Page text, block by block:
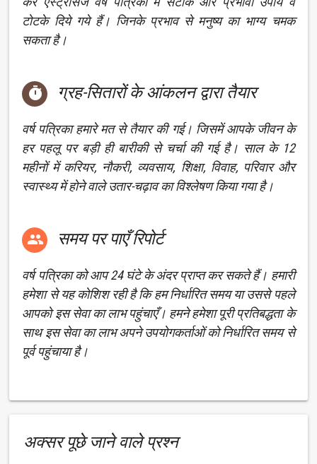
टोटके दिये गये हैं। जिनके प्रभाव से मनुष्य का भाग्य चमक
सकता है।
 ग्रह-सितारों के आंकलन द्वारा तैयार
वर्ष पत्रिका हमारे मत से तैयार की गई। जिसमें आपके जीवन के
हर पहलू पर बड़ी ही बारीकी से चर्चा की गई है। साल के 12
महीनों में करियर, नौकरी, व्यवसाय, शिक्षा, विवाह, परिवार और
स्वास्थ्य में होने वाले उतार-चढ़ाव का विश्लेषण किया गया है।
 समय पर पाएँ रिपोर्ट
वर्ष पत्रिका को आप 24 घंटे के अंदर प्राप्त कर सकते हैं। हमारी
हमेशा से यह कोशिश रही है कि हम निर्धारित समय या उससे पहले
आपको इस सेवा का लाभ पहुंचाएँ। हमने हमेशा पूरी प्रतिबद्धता के
साथ इस सेवा का लाभ अपने उपयोगकर्ताओं को निर्धारित समय से
पूर्व पहुंचाया है।
अक्सर पूछे जाने वाले प्रश्न